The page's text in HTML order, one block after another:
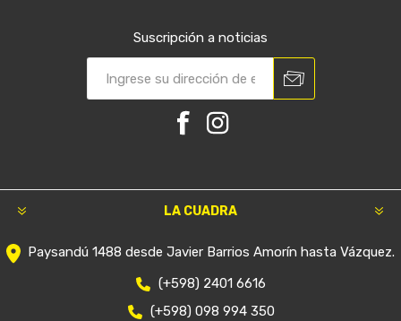
Suscripción a noticias
LA CUADRA
Paysandú 1488 desde Javier Barrios Amorín hasta Vázquez.
(+598) 2401 6616
(+598) 098 994 350